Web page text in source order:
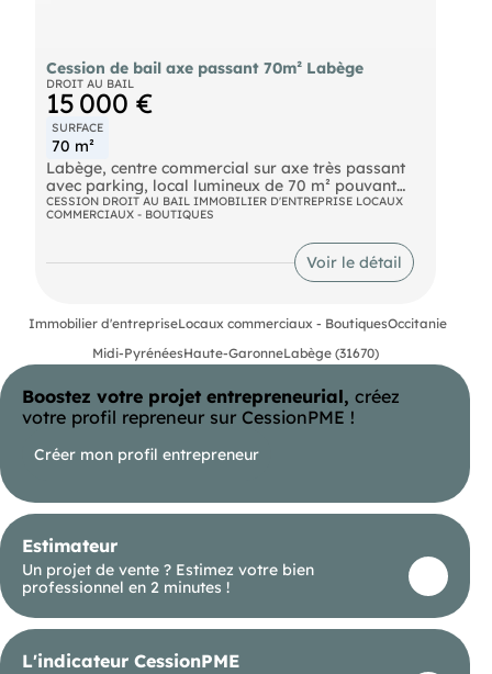
Cession de bail axe passant 70m² Labège
DROIT AU BAIL
15 000 €
SURFACE
70 m²
Labège, centre commercial sur axe très passant
avec parking, local lumineux de 70 m² pouvant
abriter diverses activités commerciales. Loyer HT
1482 €, très faible droit d'entrée. (EI) Agent
CESSION DROIT AU BAIL IMMOBILIER D'ENTREPRISE LOCAUX
COMMERCIAUX - BOUTIQUES
Voir le détail
Immobilier d'entrepriseLocaux commerciaux - BoutiquesOccitanie
Midi-PyrénéesHaute-GaronneLabège (31670)
Boostez votre projet entrepreneurial, créez
votre profil repreneur sur CessionPME !
Créer mon profil entrepreneur
Estimateur
Un projet de vente ? Estimez votre bien
professionnel en 2 minutes !
L'indicateur CessionPME